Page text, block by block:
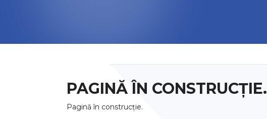
PAGINĂ ÎN CONSTRUCȚIE.
Pagină în construcție.